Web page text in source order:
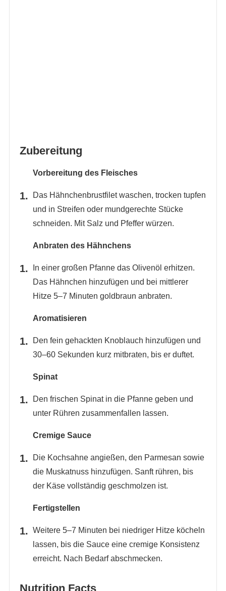
Zubereitung
Vorbereitung des Fleisches
Das Hähnchenbrustfilet waschen, trocken tupfen
und in Streifen oder mundgerechte Stücke
schneiden. Mit Salz und Pfeffer würzen.
Anbraten des Hähnchens
In einer großen Pfanne das Olivenöl erhitzen.
Das Hähnchen hinzufügen und bei mittlerer
Hitze 5–7 Minuten goldbraun anbraten.
Aromatisieren
Den fein gehackten Knoblauch hinzufügen und
30–60 Sekunden kurz mitbraten, bis er duftet.
Spinat
Den frischen Spinat in die Pfanne geben und
unter Rühren zusammenfallen lassen.
Cremige Sauce
Die Kochsahne angießen, den Parmesan sowie
die Muskatnuss hinzufügen. Sanft rühren, bis
der Käse vollständig geschmolzen ist.
Fertigstellen
Weitere 5–7 Minuten bei niedriger Hitze köcheln
lassen, bis die Sauce eine cremige Konsistenz
erreicht. Nach Bedarf abschmecken.
Nutrition Facts